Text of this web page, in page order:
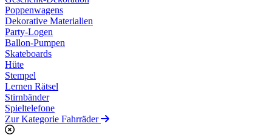
Poppenwagens
Dekorative Materialien
Party-Logen
Ballon-Pumpen
Skateboards
Hüte
Stempel
Lernen Rätsel
Stirnbänder
Spieltelefone
Zur Kategorie Fahrräder